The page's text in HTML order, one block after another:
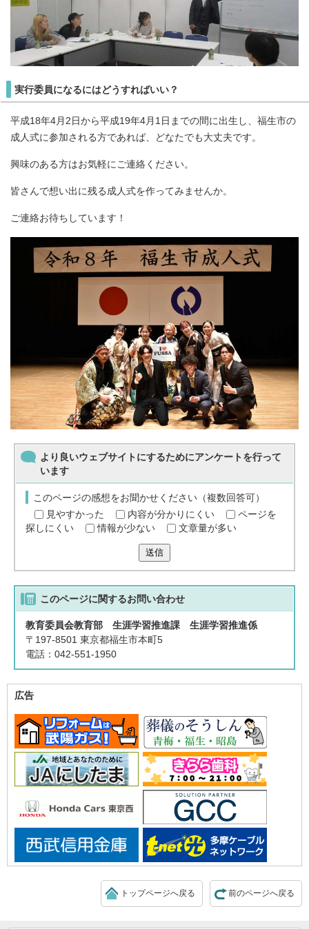
実行委員になるにはどうすればいい？
平成18年4月2日から平成19年4月1日までの間に出生し、福生市の
成人式に参加される方であれば、どなたでも大丈夫です。
興味のある方はお気軽にご連絡ください。
皆さんで想い出に残る成人式を作ってみませんか。
ご連絡お待ちしています！
より良いウェブサイトにするためにアンケートを行って
います
このページの感想をお聞かせください（複数回答可）
見やすかった
内容が分かりにくい
ページを
探しにくい
情報が少ない 文章量が多い
送信
このページに関するお問い合わせ
教育委員会教育部 生涯学習推進課 生涯学習推進係
〒197-8501 東京都福生市本町5
電話：042-551-1950
広告
前のページへ戻る
トップページへ戻る